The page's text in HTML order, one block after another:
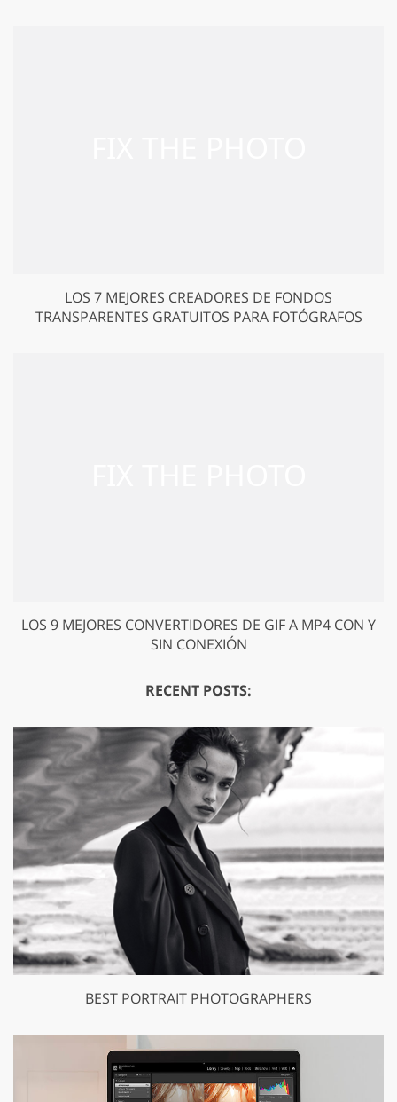
LOS 7 MEJORES CREADORES DE FONDOS
TRANSPARENTES GRATUITOS PARA FOTÓGRAFOS
LOS 9 MEJORES CONVERTIDORES DE GIF A MP4 CON Y
SIN CONEXIÓN
RECENT POSTS:
BEST PORTRAIT PHOTOGRAPHERS